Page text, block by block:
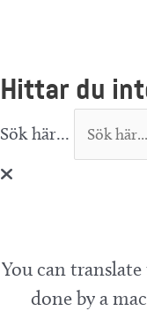
Hittar du
Sök här...
You can
done by a